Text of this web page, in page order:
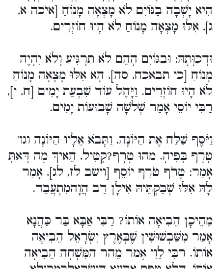
הִיא יָשְׁבָה בַגּוֹיִם לֹא מָצְאָה מָנוֹחַ [איכה א,
ג], אִלּוּ מָצְאָה מָנוֹחַ לֹא הָיוּ חוֹזְרִים.
וּדְכַוָּתָהּ: וּבַגּוֹיִם הָהֵם לֹא תַרְגִּיעַ וְלֹא יִהְיֶה
מָנוֹחַ [כי תבאכח, סה], הָא אִלּוּ מָצְאָה מָנוֹחַ
לֹא הָיוּ חוֹזְרִים. וַיָּחֶל עוֹד שִׁבְעַת יָמִים [ח, י],
רַבִּי יוֹסֵי אָמַר שְׁלשָׁה שָׁבוּעוֹת יָמִים.
וַיֹּסֶף שַׁלַּח אֶת הַיּוֹנָה, וַתָּבֹא אֵלָיו הַיּוֹנָה וגו'
טָרָף בְּפִיהָ. מַהוּ טָרָף?קְטִיל, הֵאיךְ מָה דְּאַתְּ
אָמַר: טָרֹף טֹרַף יוֹסֵף [וישב לז, לג], אָמַר
לָהּ אִלּוּ שְׁבַקְתֵּיהּ אִילָן רַב הֲוָהמִתְעֲבֵד.
מֵהֵיכָן הֵבִיאָה אוֹתוֹ? רַבִּי אַבָּא בַּר כַּהֲנָא
אָמַר מִשַּׁבְשׁוּשִׁין שֶׁבְּאֶרֶץ יִשְׂרָאֵל הֵבִיאָה
אוֹתוֹ. רַבִּי לֵוִי אָמַר מֵהַר הַמִּשְׁחָה הֵבִיאָה